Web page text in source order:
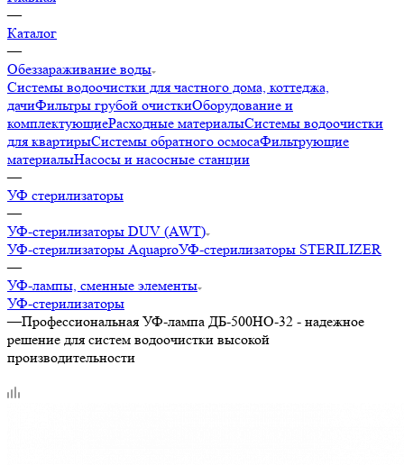
—
Каталог
—
Обеззараживание воды
Системы водоочистки для частного дома, коттеджа,
дачиФильтры грубой очисткиОборудование и
комплектующиеРасходные материалыСистемы водоочистки
для квартирыСистемы обратного осмосаФильтрующие
материалыНасосы и насосные станции
—
УФ стерилизаторы
—
УФ-стерилизаторы DUV (AWT)
УФ-стерилизаторы AquaproУФ-стерилизаторы STERILIZER
—
УФ-лампы, сменные элементы
УФ-стерилизаторы
—Профессиональная УФ-лампа ДБ-500НО-32 - надежное
решение для систем водоочистки высокой
производительности